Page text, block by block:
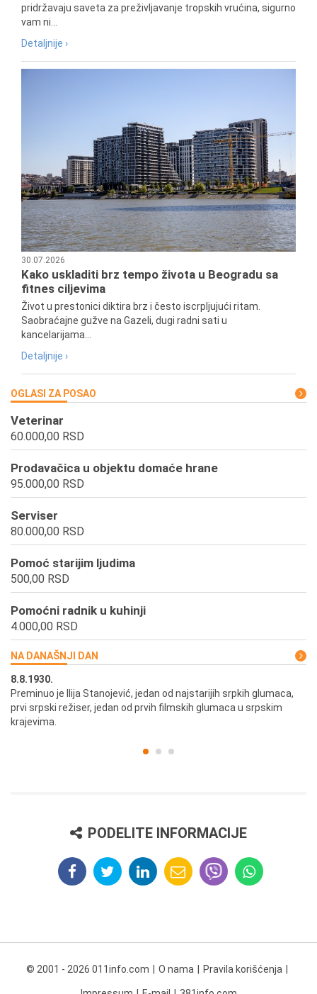
pridržavaju saveta za preživljavanje tropskih vrućina, sigurno
vam ni...
Detaljnije ›
30.07.2026
Kako uskladiti brz tempo života u Beogradu sa
fitnes ciljevima
Život u prestonici diktira brz i često iscrpljujući ritam.
Saobraćajne gužve na Gazeli, dugi radni sati u
kancelarijama...
Detaljnije ›
OGLASI ZA POSAO
Veterinar
60.000,00 RSD
Prodavačica u objektu domaće hrane
95.000,00 RSD
Serviser
80.000,00 RSD
Pomoć starijim ljudima
500,00 RSD
Pomoćni radnik u kuhinji
4.000,00 RSD
NA DANAŠNJI DAN
8.8.1930.
Preminuo je Ilija Stanojević, jedan od najstarijih srpkih glumaca,
prvi srpski režiser, jedan od prvih filmskih glumaca u srpskim
krajevima.
PODELITE INFORMACIJE
© 2001 - 2026 011info.com O nama Pravila korišćenja